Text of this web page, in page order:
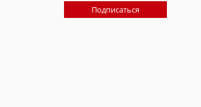
Подписаться